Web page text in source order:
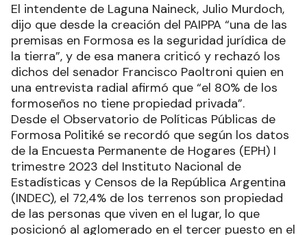
El intendente de Laguna Naineck, Julio Murdoch,
dijo que desde la creación del PAIPPA “una de las
premisas en Formosa es la seguridad jurídica de
la tierra”, y de esa manera criticó y rechazó los
dichos del senador Francisco Paoltroni quien en
una entrevista radial afirmó que “el 80% de los
formoseños no tiene propiedad privada”.
Desde el Observatorio de Políticas Públicas de
Formosa Politiké se recordó que según los datos
de la Encuesta Permanente de Hogares (EPH) I
trimestre 2023 del Instituto Nacional de
Estadísticas y Censos de la República Argentina
(INDEC), el 72,4% de los terrenos son propiedad
de las personas que viven en el lugar, lo que
posicionó al aglomerado en el tercer puesto en el